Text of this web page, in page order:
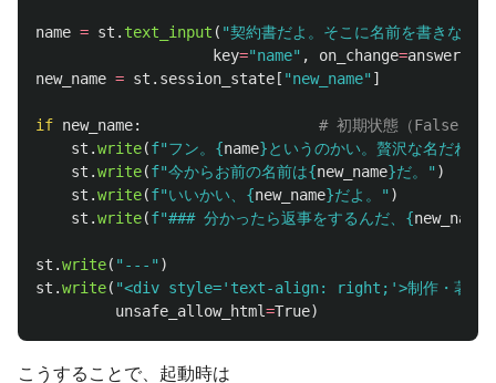
name = st . text_input ( "契約書だよ。そこに名前を書きな。
key="name" , on_change=answer
new_name = st . session_state [ "new_name" ]
if new_name:
st .write(f"フン。 {name}というのかい。贅沢な名だねぇ
st .write(f"今からお前の名前は{new_name}だ。 " )
st .write(f"いいかい、 {new_name}だよ。 " )
st .write(f"### 分かったら返事をするんだ、 {new_name
st .write( " --- " )
st .write( "<div style=' text-align: right; '>制作・著作
unsafe_allow_html=True)
こうすることで、起動時は